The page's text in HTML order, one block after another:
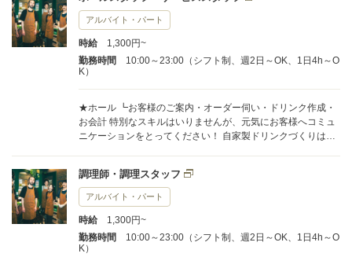
アルバイト・パート
時給
1,300円~
勤務時間
10:00～23:00（シフト制、週2日～OK、1日4h～O
K）
★ホール ┗お客様のご案内・オーダー伺い・ドリンク作成・
お会計 特別なスキルはいりませんが、元気にお客様へコミュ
ニケーションをとってください！ 自家製ドリンクづくりはバ
盛り付けや調理から、大がかりな仕込み、メニューの考案な
ど…。 勤務時間やスキルに合わせて柔軟にお任せします。 あ
なたのスキルに合った出発点から一歩一歩向上していきまし
ょう！ ・・・・ 当店ではホールからキッチンまで、ありとあ
らゆる業務をお任せします。 「料理は苦手だからホールがや
りたい」「接客よりも料理をするのが好き」という方は、決
調理師・調理スタッフ
アルバイト・パート
時給
1,300円~
勤務時間
10:00～23:00（シフト制、週2日～OK、1日4h～O
K）